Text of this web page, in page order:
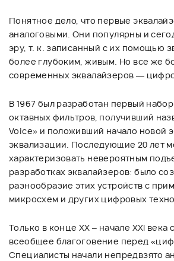
Понятное дело, что первые
аналоговыми. Они популярны и
эру, т. к. записанный с их помощью
более глубоким, живым. Но все же
современных эквалайзеров —
В 1967 был разработан первый
октавных фильтров, получивший
Voice» и положивший начало новой
эквализации. Последующие 20 лет
характеризовать невероятным
разработках эквалайзеров: было
разнообразие этих устройств с
микросхем и других цифровых
Только в конце XX – начале XXI века
всеобщее благоговение перед
Специалисты начали непредвзято